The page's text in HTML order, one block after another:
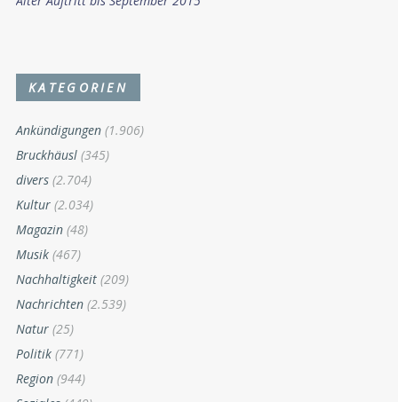
KATEGORIEN
Ankündigungen (1.906)
Bruckhäusl (345)
divers (2.704)
Kultur (2.034)
Magazin (48)
Musik (467)
Nachhaltigkeit (209)
Nachrichten (2.539)
Natur (25)
Politik (771)
Region (944)